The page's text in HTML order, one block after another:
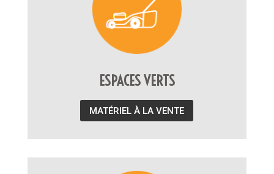
ESPACES VERTS
MATÉRIEL À LA VENTE